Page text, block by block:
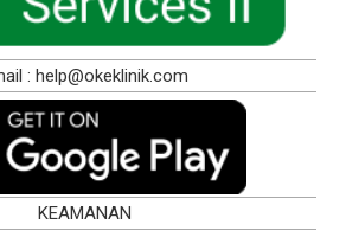
: help@okeklinik.com
KEAMANAN